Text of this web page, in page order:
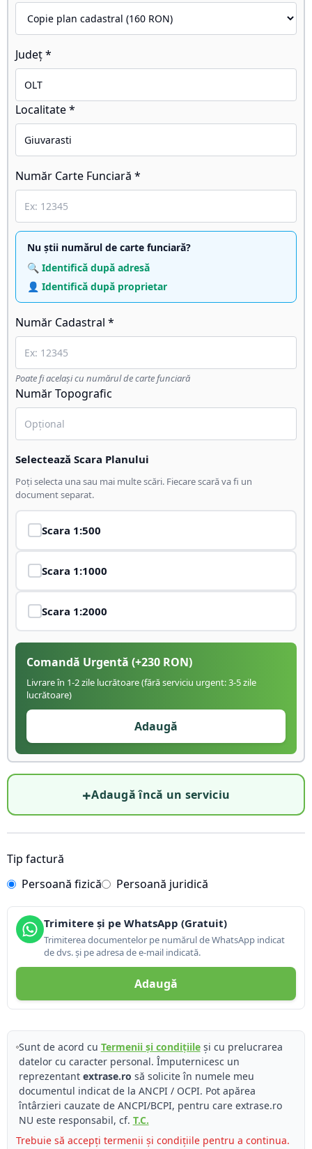
Județ *
Localitate *
Număr Carte Funciară *
Nu știi numărul de carte funciară?
🔍 Identifică după adresă
👤 Identifică după proprietar
Număr Cadastral *
Poate fi același cu numărul de carte funciară
Număr Topografic
Selectează Scara Planului
Poți selecta una sau mai multe scări. Fiecare scară va fi un
document separat.
Scara 1:500
Scara 1:1000
Scara 1:2000
Comandă Urgentă (+230 RON)
Livrare în 1-2 zile lucrătoare (fără serviciu urgent: 3-5 zile
lucrătoare)
Adaugă
+Adaugă încă un serviciu
Tip factură
Persoană fizică
Persoană juridică
Trimitere și pe WhatsApp (Gratuit)
Trimiterea documentelor pe numărul de WhatsApp indicat
de dvs. și pe adresa de e-mail indicată.
Adaugă
Sunt de acord cu Termenii și condițiileși cu prelucrarea
datelor cu caracter personal. Împuternicesc un
reprezentant extrase.ro să solicite în numele meu
documentul indicat de la ANCPI / OCPI. Pot apărea
întârzieri cauzate de ANCPI/BCPI, pentru care extrase.ro
NU este responsabil, cf. T.C.
Trebuie să accepți termenii și condițiile pentru a continua.